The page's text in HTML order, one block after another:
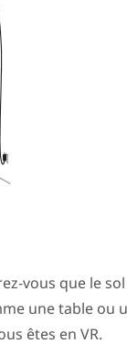
vous que le
une table ou
êtes en VR.